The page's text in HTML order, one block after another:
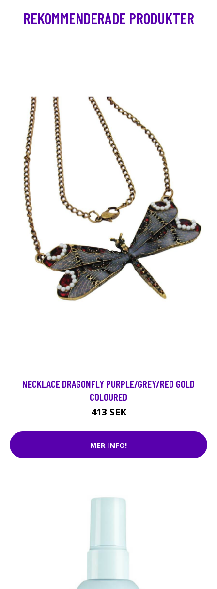
REKOMMENDERADE PRODUKTER
NECKLACE DRAGONFLY PURPLE/GREY/RED GOLD
COLOURED
413 SEK
MER INFO!